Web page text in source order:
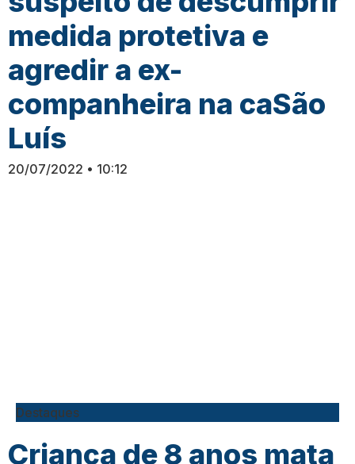
medida protetiva e
agredir a ex-
companheira na caSão
Luís
20/07/2022 10:12
Destaques
Criança de 8 anos mata